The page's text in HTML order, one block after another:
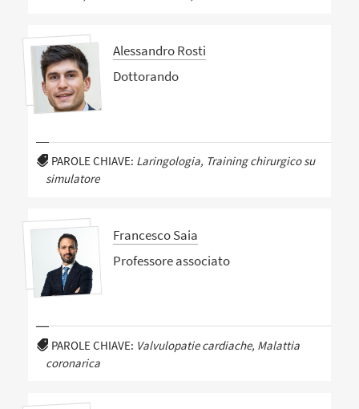
Alessandro Rosti
Dottorando
PAROLE CHIAVE: Laringologia, Training chirurgico su
simulatore
Francesco Saia
Professore associato
PAROLE CHIAVE: Valvulopatie cardiache, Malattia
coronarica